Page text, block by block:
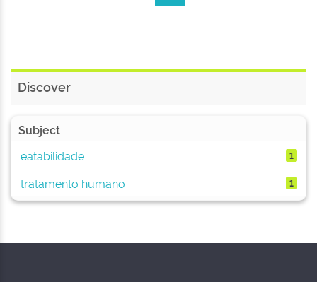
Discover
Subject
eatabilidade
1
tratamento humano 1